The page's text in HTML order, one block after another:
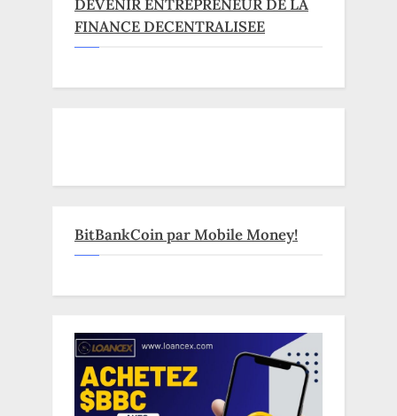
DEVENIR ENTREPRENEUR DE LA
FINANCE DECENTRALISEE
BitBankCoin par Mobile Money!